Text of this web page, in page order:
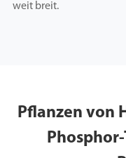
weit breit.
Pflanzen von